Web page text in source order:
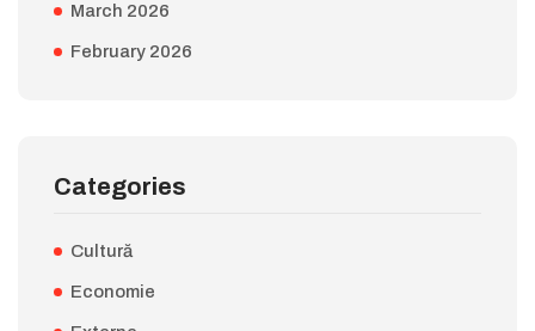
March 2026
February 2026
Categories
Cultură
Economie